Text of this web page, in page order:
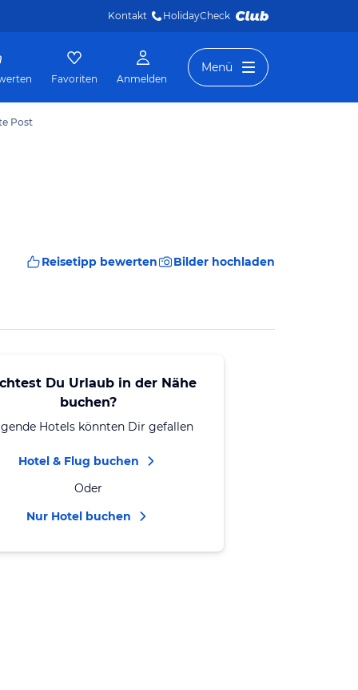
Kontakt HolidayCheck
Favoriten Anmelden
Menü
Post
Reisetipp bewerten Bilder hochladen
Du Urlaub in der Nähe
buchen?
Hotels könnten Dir gefallen
Hotel & Flug buchen
Oder
Nur Hotel buchen